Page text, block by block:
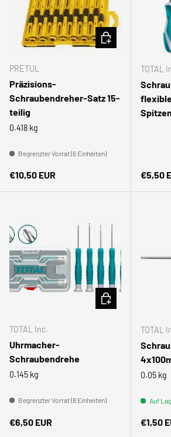
PRETUL
Präzisions-
Schraubendreher-Satz 15-
teilig
0.418 kg
Begrenzter Vorrat (6 Einheiten)
Normaler Preis
€10,50 EUR
IN DEN
TOTAL
€5,50
TOTAL Inc.
Uhrmacher-
Schraubendrehe
0.145 kg
Begrenzter Vorrat (8 Einheiten)
Normaler Preis
€6,50 EUR
IN DEN WARENKORB
TOTAL
0.05 kg
Auf
€1,50